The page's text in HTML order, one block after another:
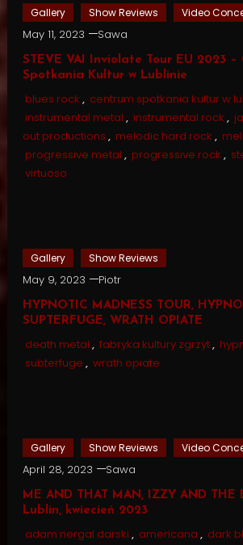
Gallery Show Reviews Video
May 11, 2023 Sawa
STEVE VAI Inviolate Tour EU 2023 –
Spotkania Kultur w Lublinie
blues rock , centrum spotkania kultur w
instrumental metal , instrumental rock ,
out productions , melodic hard rock ,
progressive metal , progressive rock ,
virtuoso
Gallery Show Reviews
May 9, 2023 Piotr
HYPNOTIC MADNESS TOUR,
SUPTERFUGE, WRATH OPIATE
death metal , fabryka kultury zgrzyt,
subterfuge , wrath opiate
Gallery Show Reviews Video
April 28, 2023 Sawa
ME AND THAT MAN, IZZY AND THE
Lublin, kwiecień 2023
adam nergal darski , americana , dark